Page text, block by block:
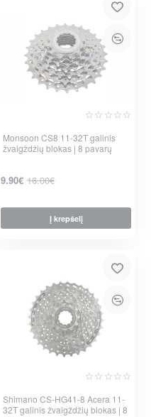
-38%
Monsoon CS8 11-32T galinis
žvaigždžių blokas | 8 pavarų
9.90€ 16.00€
Į krepšelį
Shimano CS-HG41-8 Acera 11-
32T galinis žvaigždžių blokas | 8